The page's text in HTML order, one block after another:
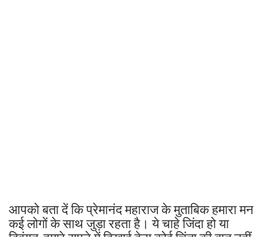
आपको बता दें कि प्रेमानंद महाराज के मुताबिक हमारा मन
कई लोगों के साथ जुड़ा रहता है। ये चाहे जिंदा हो या